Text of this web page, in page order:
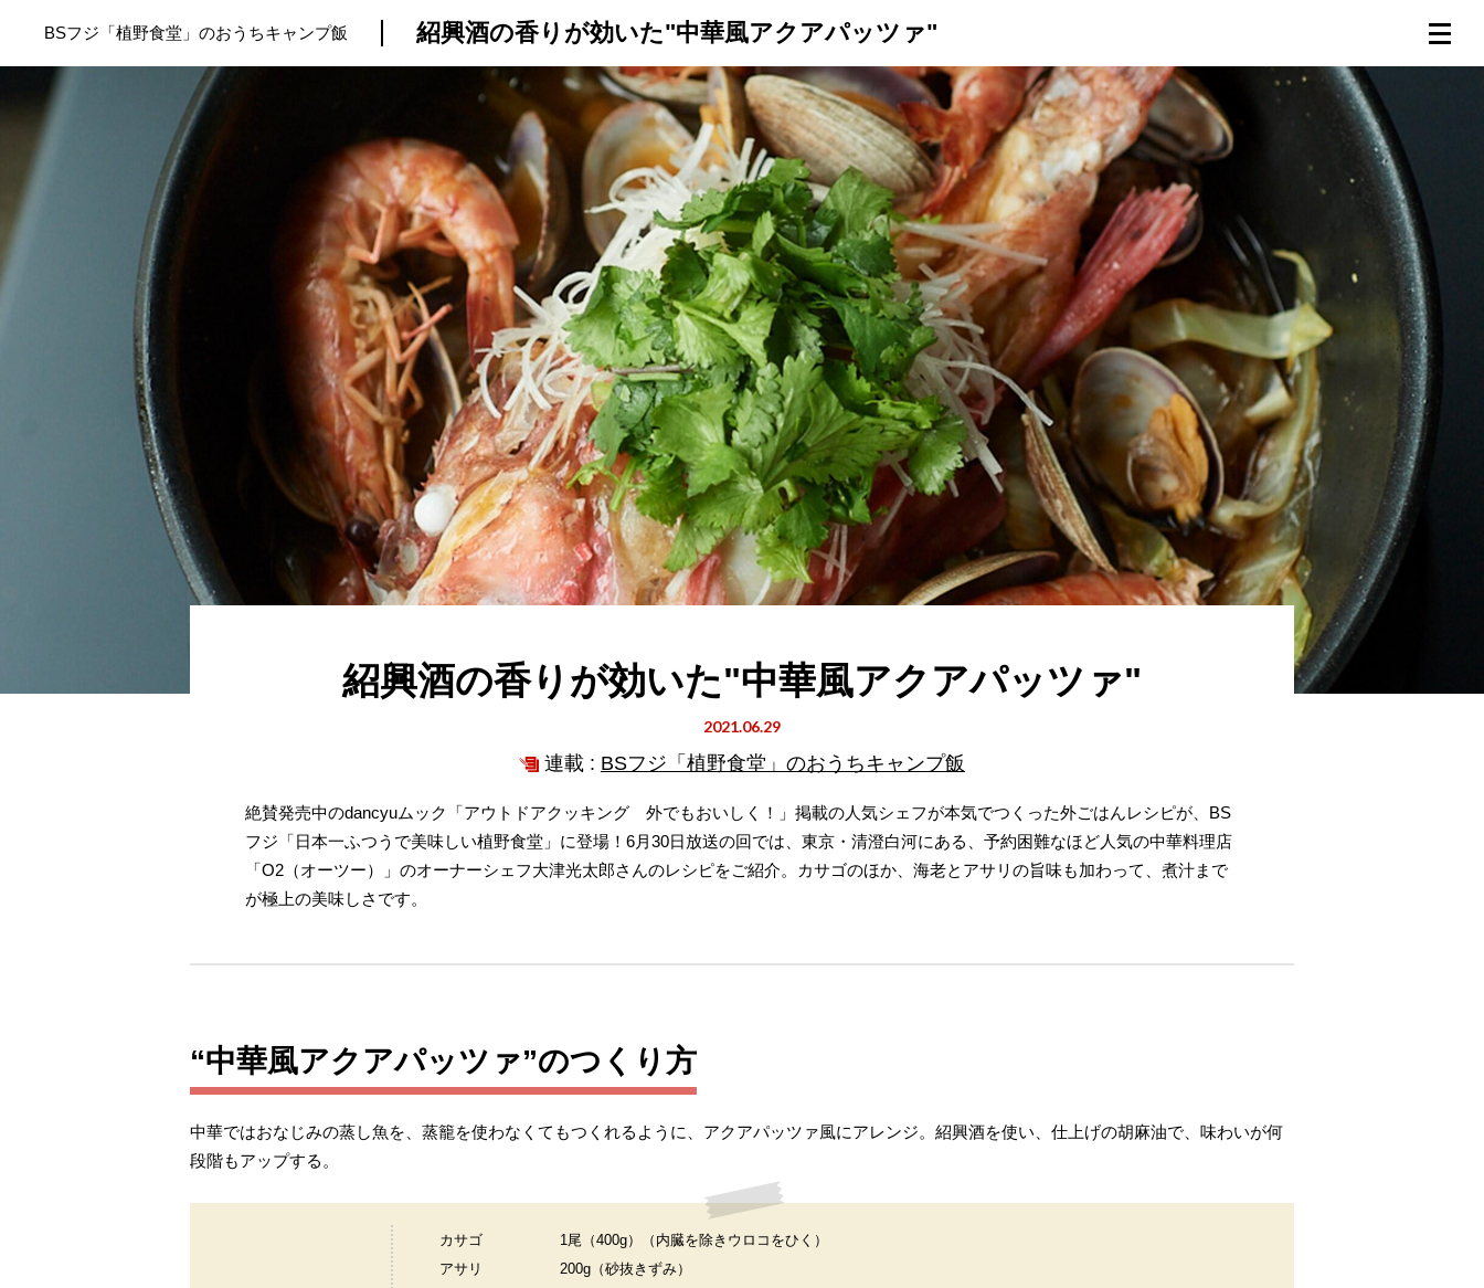
トップ プロが教えるレシピ 厳選！店探し 食のストーリー
BSフジ「植野食堂」のおうちキャンプ飯 紹興酒の香りが効いた"中華風アクアパッツァ"
紹興酒の香りが効いた"中華風アクアパッツァ"
2021.06.29
連載 : BSフジ「植野食堂」のおうちキャンプ飯
絶賛発売中のdancyuムック「アウトドアクッキング 外でもおいしく！」掲載の人気シェフが本気でつくった外ごはんレシピが、BS
フジ「日本一ふつうで美味しい植野食堂」に登場！6月30日放送の回では、東京・清澄白河にある、予約困難なほど人気の中華料理店
「O2（オーツー）」のオーナーシェフ大津光太郎さんのレシピをご紹介。カサゴのほか、海老とアサリの旨味も加わって、煮汁まで
が極上の美味しさです。
“中華風アクアパッツァ”のつくり方
中華ではおなじみの蒸し魚を、蒸籠を使わなくてもつくれるように、アクアパッツァ風にアレンジ。紹興酒を使い、仕上げの胡麻油で、味わいが何
段階もアップする。
カサゴ
1尾（400g）（内臓を除きウロコをひく）
アサリ
200g（砂抜きずみ）